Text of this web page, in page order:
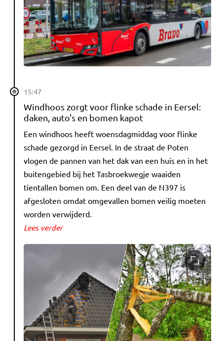
15:47
Windhoos zorgt voor flinke schade in Eersel:
daken, auto's en bomen kapot
Een windhoos heeft woensdagmiddag voor flinke
schade gezorgd in Eersel. In de straat de Poten
vlogen de pannen van het dak van een huis en in het
buitengebied bij het Tasbroekwegje waaiden
tientallen bomen om. Een deel van de N397 is
afgesloten omdat omgevallen bomen veilig moeten
worden verwijderd.
Lees verder